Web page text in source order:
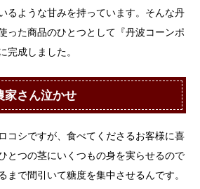
るような甘みを持っています。そんな丹
った商品のひとつとして『丹波コーンポ
完成しました。
家さん泣かせ
コシですが、食べてくださるお客様に喜
とつの茎にいくつもの身を実らせるので
まで間引いて糖度を集中させるんです。